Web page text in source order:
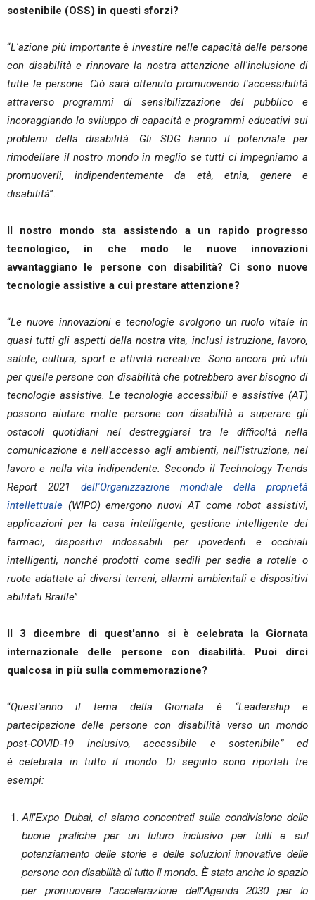
sostenibile (OSS) in questi sforzi?
“L'azione più importante è investire nelle capacità delle persone
con disabilità e rinnovare la nostra attenzione all'inclusione di
tutte le persone. Ciò sarà ottenuto promuovendo l'accessibilità
attraverso programmi di sensibilizzazione del pubblico e
incoraggiando lo sviluppo di capacità e programmi educativi sui
problemi della disabilità. Gli SDG hanno il potenziale per
rimodellare il nostro mondo in meglio se tutti ci impegniamo a
promuoverli, indipendentemente da età, etnia, genere e
disabilità”.
Il nostro mondo sta assistendo a un rapido progresso
tecnologico, in che modo le nuove innovazioni
avvantaggiano le persone con disabilità? Ci sono nuove
tecnologie assistive a cui prestare attenzione?
“Le nuove innovazioni e tecnologie svolgono un ruolo vitale in
quasi tutti gli aspetti della nostra vita, inclusi istruzione, lavoro,
salute, cultura, sport e attività ricreative. Sono ancora più utili
per quelle persone con disabilità che potrebbero aver bisogno di
tecnologie assistive. Le tecnologie accessibili e assistive (AT)
possono aiutare molte persone con disabilità a superare gli
ostacoli quotidiani nel destreggiarsi tra le difficoltà nella
comunicazione e nell'accesso agli ambienti, nell'istruzione, nel
lavoro e nella vita indipendente. Secondo il Technology Trends
Report 2021 dell'Organizzazione mondiale della proprietà
intellettuale (WIPO) emergono nuovi AT come robot assistivi,
applicazioni per la casa intelligente, gestione intelligente dei
farmaci, dispositivi indossabili per ipovedenti e occhiali
intelligenti, nonché prodotti come sedili per sedie a rotelle o
ruote adattate ai diversi terreni, allarmi ambientali e dispositivi
abilitati Braille”.
Il 3 dicembre di quest'anno si è celebrata la Giornata
internazionale delle persone con disabilità. Puoi dirci
qualcosa in più sulla commemorazione?
“Quest'anno il tema della Giornata è “Leadership e
partecipazione delle persone con disabilità verso un mondo
post-COVID-19 inclusivo, accessibile e sostenibile” ed
è celebrata in tutto il mondo. Di seguito sono riportati tre
esempi:
All'Expo Dubai, ci siamo concentrati sulla condivisione delle
buone pratiche per un futuro inclusivo per tutti e sul
potenziamento delle storie e delle soluzioni innovative delle
persone con disabilità di tutto il mondo. È stato anche lo spazio
per promuovere l'accelerazione dell'Agenda 2030 per lo